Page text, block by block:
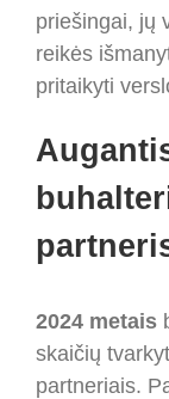
priešingai, jų
reikės
pritaikyti
2024 metais
skaičių
partneriais.